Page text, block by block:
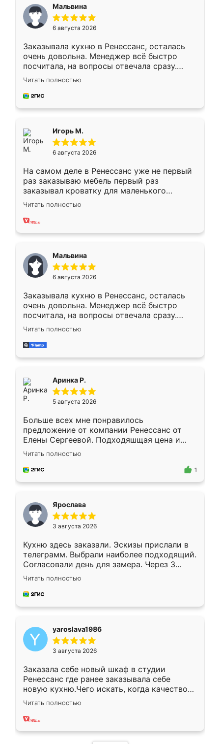
Мальвина
6 августа 2026
Заказывала кухню в Ренессанс, осталась
очень довольна. Менеджер всё быстро
посчитала, на вопросы отвечала сразу.
Замерщик приехал в субботу, подошёл к
делу со всей ответственностью. Собрали
за день, ребята работали аккуратно, даже
Читать полностью
Игорь М.
6 августа 2026
На самом деле в Ренессанс уже не первый
раз заказываю мебель первый раз
заказывал кроватку для маленького
ребёнка при его рождении ,во второй раз
заказал шкаф-купе. По качеству очень
хорошее сборка достаточно быстрая,
меньше, здесь же он более разнообразный.
Мне нравится ,если что-то потребуется из
мебели буду заказывать только здесь.
Читать полностью
Мальвина
6 августа 2026
Заказывала кухню в Ренессанс, осталась
очень довольна. Менеджер всё быстро
посчитала, на вопросы отвечала сразу.
Замерщик приехал в субботу, подошёл к
делу со всей ответственностью. Собрали
за день, ребята работали аккуратно, даже
Читать полностью
Аринка Р.
5 августа 2026
Больше всех мне понравилось
предложение от компании Ренессанс от
Елены Сергеевой. Подходяшщая цена и
короткие сроки изготовления. Приехавший
для замера сотрудник Владислав
предложил по моему эскизу самый
Читать полностью
1
Ярослава
3 августа 2026
Кухню здесь заказали. Эскизы прислали в
телеграмм. Выбрали наиболее подходящий.
Согласовали день для замера. Через 3
недели кухня была уже готова. Остались
довольны работой. Спасибо Ренессанс
мебель за качественную работу!
Читать полностью
yaroslava1986
3 августа 2026
Заказала себе новый шкаф в студии
Ренессанс где ранее заказывала себе
новую кухню.Чего искать, когда качеством
вполне довольна. Служит кухня уже почти
два года, нареканий нет.
Читать полностью